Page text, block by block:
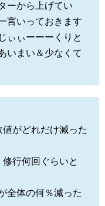
ーから上げてい
言いっておきます
ぃぃーーーくりと
いまい＆少なくて
がどれだけ減った
行何回ぐらいと
全体の何％減った